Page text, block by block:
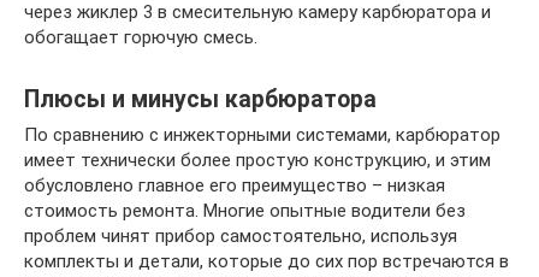
через жиклер 3 в смесительную камеру карбюратора и
обогащает горючую смесь.
Плюсы и минусы карбюратора
По сравнению с инжекторными системами, карбюратор
имеет технически более простую конструкцию, и этим
обусловлено главное его преимущество – низкая
стоимость ремонта. Многие опытные водители без
проблем чинят прибор самостоятельно, используя
комплекты и детали, которые до сих пор встречаются в